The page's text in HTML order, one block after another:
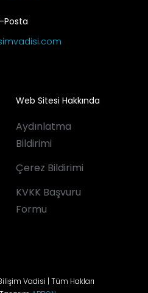
Posta
Web Sitesi Hakkında
Aydınlatma
Bildirimi
Çerez Bildirimi
KVKK Başvuru
Formu
Vadisi | Tüm Hakları